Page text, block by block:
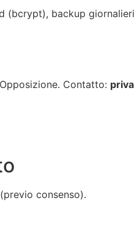
(bcrypt), backup
Contatto:
consenso).